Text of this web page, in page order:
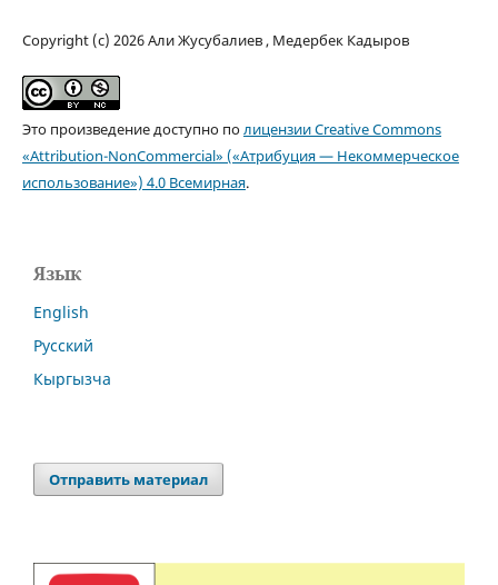
Copyright (c) 2026 Али Жусубалиев , Медербек Кадыров
Это произведение доступно полицензии Creative Commons
«Attribution-NonCommercial» («Атрибуция — Некоммерческое
использование») 4.0 Всемирная.
Язык
English
Русский
Кыргызча
Отправить материал